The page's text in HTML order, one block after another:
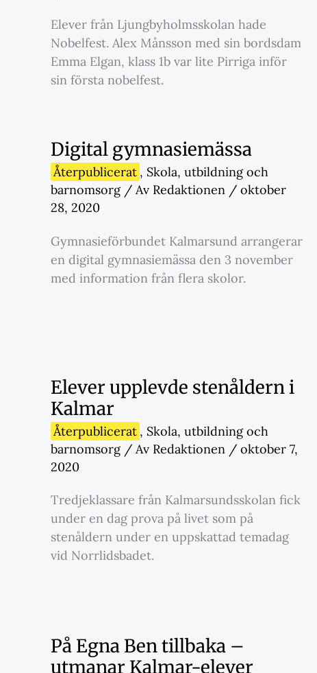
Elever från Ljungbyholmsskolan hade
Nobelfest. Alex Månsson med sin bordsdam
Emma Elgan, klass 1b var lite Pirriga inför
sin första nobelfest.
Digital gymnasiemässa
Återpublicerat , Skola, utbildning och
barnomsorg/ Av Redaktionen / oktober
28, 2020
Gymnasieförbundet Kalmarsund arrangerar
en digital gymnasiemässa den 3 november
med information från flera skolor.
Elever upplevde stenåldern i
Kalmar
Återpublicerat , Skola, utbildning och
barnomsorg/ Av Redaktionen / oktober 7,
2020
Tredjeklassare från Kalmarsundsskolan fick
under en dag prova på livet som på
stenåldern under en uppskattad temadag
vid Norrlidsbadet.
På Egna Ben tillbaka –
utmanar Kalmar-elever